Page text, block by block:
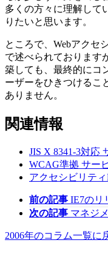
多くの方々に理解して
りたいと思います。
ところで、Webアクセ
で述べられております
築しても、最終的にコ
ーザーをひきつけるこ
ありません。
関連情報
JIS X 8341-3対応
WCAG準拠 サー
アクセシビリテ
前の記事 IE7のリ
次の記事 マネジ
2006年のコラム一覧に